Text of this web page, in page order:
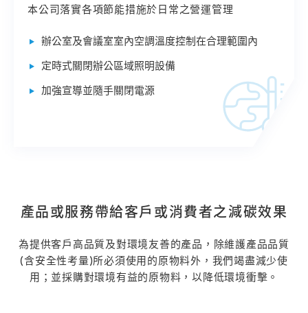
本公司落實各項節能措施於日常之營運管理
辦公室及會議室室內空調溫度控制在合理範圍內
定時式關閉辦公區域照明設備
加強宣導並隨手關閉電源
產品或服務帶給客戶或消費者之減碳效果
為提供客戶高品質及對環境友善的產品，除維護產品品質
(含安全性考量)所必須使用的原物料外，我們竭盡減少使
用；並採購對環境有益的原物料，以降低環境衝擊。